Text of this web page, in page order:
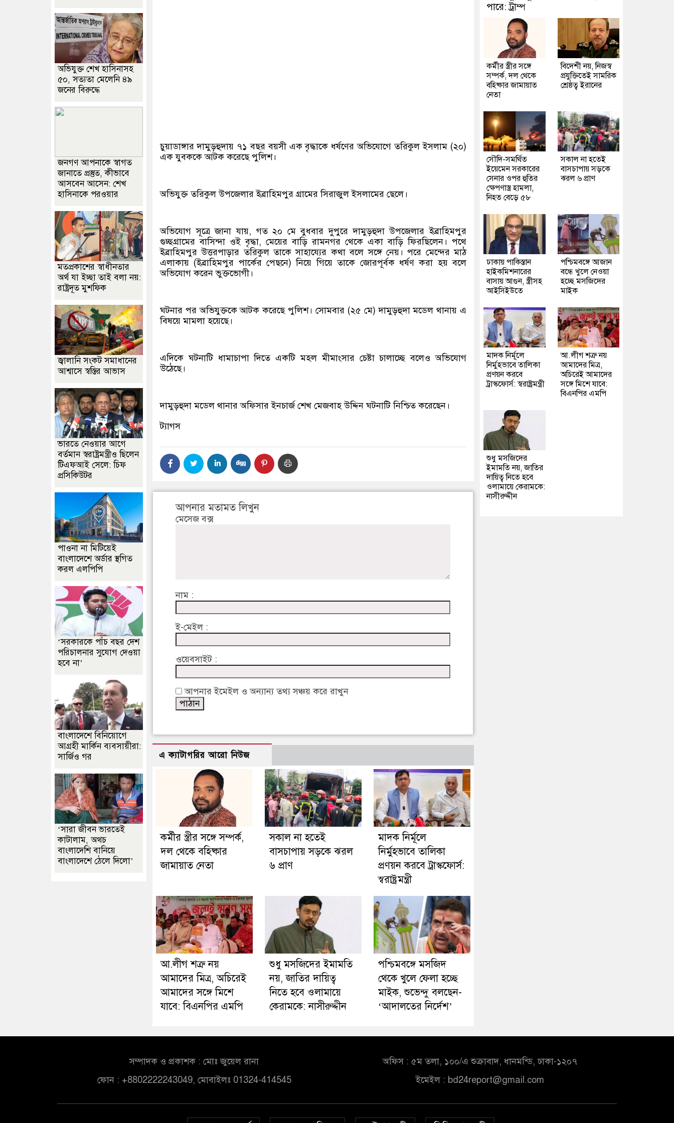
চুয়াডাঙ্গার দামুড়হুদায় ৭১ বছর বয়সী এক বৃদ্ধাকে ধর্ষণের অভিযোগে তরিকুল ইসলাম (২০)
এক যুবককে আটক করেছে পুলিশ।
অভিযুক্ত তরিকুল উপজেলার ইব্রাহিমপুর গ্রামের সিরাজুল ইসলামের ছেলে।
অভিযোগ সূত্রে জানা যায়, গত ২০ মে বুধবার দুপুরে দামুড়হুদা উপজেলার ইব্রাহিমপুর
গুচ্ছগ্রামের বাসিন্দা ওই বৃদ্ধা, মেয়ের বাড়ি রামনগর থেকে একা বাড়ি ফিরছিলেন। পথে
ইব্রাহিমপুর উত্তরপাড়ার তরিকুল তাকে সাহায্যের কথা বলে সঙ্গে নেয়। পরে মেন্দের মাঠ
এলাকায় (ইব্রাহিমপুর পার্কের পেছনে) নিয়ে গিয়ে তাকে জোরপূর্বক ধর্ষণ করা হয় বলে
অভিযোগ করেন ভুক্তভোগী।
ঘটনার পর অভিযুক্তকে আটক করেছে পুলিশ। সোমবার (২৫ মে) দামুড়হুদা মডেল থানায় এ
বিষয়ে মামলা হয়েছে।
এদিকে ঘটনাটি ধামাচাপা দিতে একটি মহল মীমাংসার চেষ্টা চালাচ্ছে বলেও অভিযোগ
উঠেছে।
দামুড়হুদা মডেল থানার অফিসার ইনচার্জ শেখ মেজবাহ উদ্দিন ঘটনাটি নিশ্চিত করেছেন।
ট্যাগস
আপনার মতামত লিখুন
মেসেজ বক্স
নাম :
ই-মেইল :
ওয়েবসাইট :
আপনার ইমেইল ও অন্যান্য তথ্য সঞ্চয় করে রাখুন
এ ক্যাটাগরির আরো নিউজ
কর্মীর স্ত্রীর সঙ্গে সম্পর্ক,
দল থেকে বহিষ্কার
জামায়াত নেতা
সকাল না হতেই
বাসচাপায় সড়কে ঝরল
৬ প্রাণ
মাদক নির্মূলে
নির্মুহভাবে তালিকা
প্রণয়ন করবে ট্রাস্কফোর্স:
স্বরাষ্ট্রমন্ত্রী
আ.লীগ শত্রু নয়
আমাদের মিত্র, অচিরেই
আমাদের সঙ্গে মিশে
যাবে: বিএনপির এমপি
শুধু মসজিদের ইমামতি
নয়, জাতির দায়িত্ব
নিতে হবে ওলামায়ে
কেরামকে: নাসীরুদ্দীন
পশ্চিমবঙ্গে মসজিদ
থেকে খুলে ফেলা হচ্ছে
মাইক, শুভেন্দু বলছেন-
‘আদালতের নির্দেশ’
অভিযুক্ত শেখ হাসিনাসহ
৫০, সত্যতা মেলেনি ৪৯
জনের বিরুদ্ধে
জনগণ আপনাকে স্বাগত
জানাতে প্রস্তুত, কীভাবে
আসবেন আসেন: শেখ
হাসিনাকে পরওয়ার
মতপ্রকাশের স্বাধীনতার
অর্থ যা ইচ্ছা তাই বলা নয়:
রাষ্ট্রদূত মুশফিক
জ্বালানি সংকট সমাধানের
আশ্বাসে স্বস্তির আভাস
ভারতে নেওয়ার আগে
বর্তমান স্বরাষ্ট্রমন্ত্রীও ছিলেন
টিএফআই সেলে: চিফ
প্রসিকিউটর
পাওনা না মিটিয়েই
বাংলাদেশে অর্ডার স্থগিত
করল এলপিপি
‘সরকারকে পাঁচ বছর দেশ
পরিচালনার সুযোগ দেওয়া
হবে না’
বাংলাদেশে বিনিয়োগে
আগ্রহী মার্কিন ব্যবসায়ীরা:
সার্জিও গর
‘সারা জীবন ভারতেই
কাটালাম, অথচ
বাংলাদেশি বানিয়ে
বাংলাদেশে ঠেলে দিলো’
পারে: ট্রাম্প
কর্মীর স্ত্রীর সঙ্গে
সম্পর্ক, দল থেকে
বহিষ্কার জামায়াত
নেতা
বিদেশী নয়, নিজস্ব
প্রযুক্তিতেই সামরিক
শ্রেষ্ঠত্ব ইরানের
সৌদি-সমর্থিত
ইয়েমেন সরকারের
সেনার ওপর হুতির
ক্ষেপণাস্ত্র হামলা,
নিহত বেড়ে ৫৮
সকাল না হতেই
বাসচাপায় সড়কে
ঝরল ৬ প্রাণ
ঢাকায় পাকিস্তান
হাইকমিশনারের
বাসায় আগুন, স্ত্রীসহ
আইসিইউতে
পশ্চিমবঙ্গে আজান
বন্ধে খুলে নেওয়া
হচ্ছে মসজিদের
মাইক
মাদক নির্মূলে
নির্মুহভাবে তালিকা
প্রণয়ন করবে
ট্রাস্কফোর্স: স্বরাষ্ট্রমন্ত্রী
আ.লীগ শত্রু নয়
আমাদের মিত্র,
অচিরেই আমাদের
সঙ্গে মিশে যাবে:
বিএনপির এমপি
শুধু মসজিদের
ইমামতি নয়, জাতির
দায়িত্ব নিতে হবে
ওলামায়ে কেরামকে:
নাসীরুদ্দীন
সম্পাদক ও প্রকাশক : মোঃ জুয়েল রানা
ফোন : +8802222243049, মোবাইলঃ 01324-414545
অফিস : ৫ম তলা, ১০০/এ শুক্রাবাদ, ধানমন্ডি, ঢাকা-১২০৭
ইমেইল : bd24report@gmail.com